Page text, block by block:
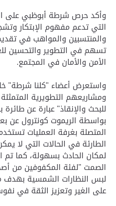
وأكد حرص شرطة أبوظبي على
التي تدعم مفهوم الإبتكار
والمنتسبين والمواهب في تقديم
تسهم في التطوير والتحسين
الأمن والأمان في المجتمع.
واستعرض أعضاء "كلنا شرطة"
ومشاريعهم التطويرية
للبحث والإنقاذ" عبارة عن
بواسطة الريموت كونترول عن
المتصلة بغرفة العمليات
الطارئة في الحالات التي لا
لمكان الحادث بسهولة، كما تم
الصمت "لفئة المكفوفين من
لبس النظارات الشمسية بهدف
على الغير وتعزيز الثقة في